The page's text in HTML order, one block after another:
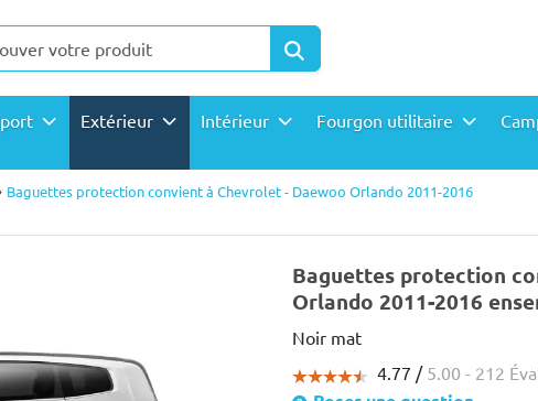
Extérieur Intérieur Fourgon utilitaire
Baguettes protection convient à Chevrolet - Daewoo Orlando 2011-2016
Baguettes protection
Orlando 2011-2016
Noir mat
4.77 / 5.00 - 212